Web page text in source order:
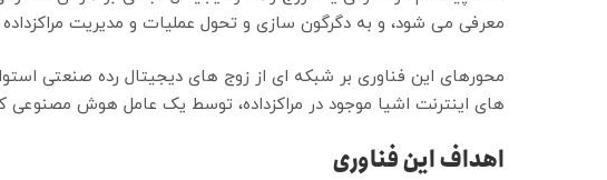
معرفی می شود، و به دگرگون سازی و تحول عملیات و مدیریت
محورهای این فناوری بر شبکه ای از زوج های دیجیتال رده صنعتی
های اینترنت اشیا موجود در مراکزداده، توسط یک عامل هوش مصنوعی
اهداف این فناوری